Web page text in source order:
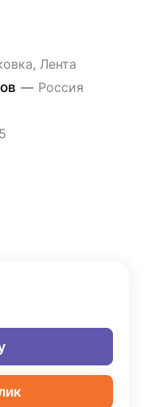
Лента
— Россия